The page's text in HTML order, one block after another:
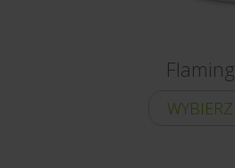
Flaming
WYBIERZ